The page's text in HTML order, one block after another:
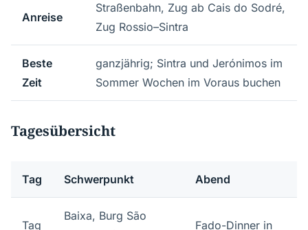
Anreise
Straßenbahn, Zug ab Cais do Sodré,
Zug Rossio–Sintra
Beste
Zeit
ganzjährig; Sintra und Jerónimos im
Sommer Wochen im Voraus buchen
Tagesübersicht
Tag Schwerpunkt Abend
Tag
Baixa, Burg São
Fado-Dinner in